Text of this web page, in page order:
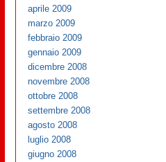
aprile 2009
marzo 2009
febbraio 2009
gennaio 2009
dicembre 2008
novembre 2008
ottobre 2008
settembre 2008
agosto 2008
luglio 2008
giugno 2008